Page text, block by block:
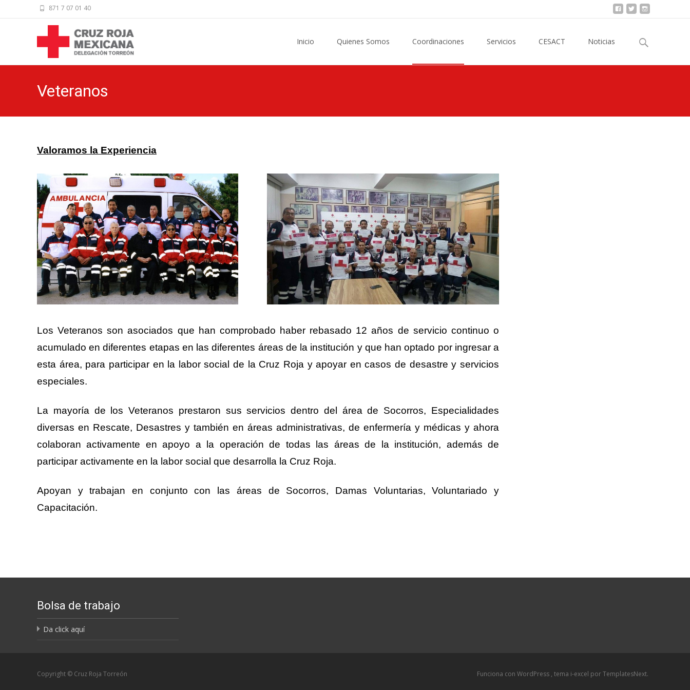
871 7 07 01 40
Inicio Quienes Somos Coordinaciones Servicios CESACT Noticias
Buscar
por:
Veteranos
Valoramos la Experiencia
Los Veteranos son asociados que han comprobado haber rebasado 12 años de servicio continuo o
acumulado en diferentes etapas en las diferentes áreas de la institución y que han optado por ingresar a
esta área, para participar en la labor social de la Cruz Roja y apoyar en casos de desastre y servicios
especiales.
La mayoría de los Veteranos prestaron sus servicios dentro del área de Socorros, Especialidades
diversas en Rescate, Desastres y también en áreas administrativas, de enfermería y médicas y ahora
colaboran activamente en apoyo a la operación de todas las áreas de la institución, además de
participar activamente en la labor social que desarrolla la Cruz Roja.
Apoyan y trabajan en conjunto con las áreas de Socorros, Damas Voluntarias, Voluntariado y
Capacitación.
Bolsa de trabajo
Da click aquí
Copyright © Cruz Roja Torreón Funciona con WordPress , tema i-excel por TemplatesNext.